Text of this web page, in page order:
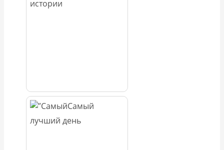
истории
Самый
лучший день